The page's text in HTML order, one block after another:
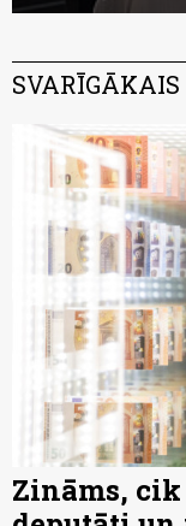
SVARĪGĀKAIS
Zināms, cik